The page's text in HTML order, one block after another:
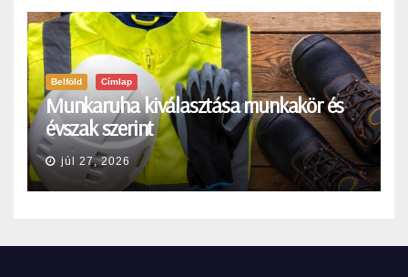
Belföld Címlap
Munkaruha kiválasztása munkakör és
évszak szerint
júl 27, 2026